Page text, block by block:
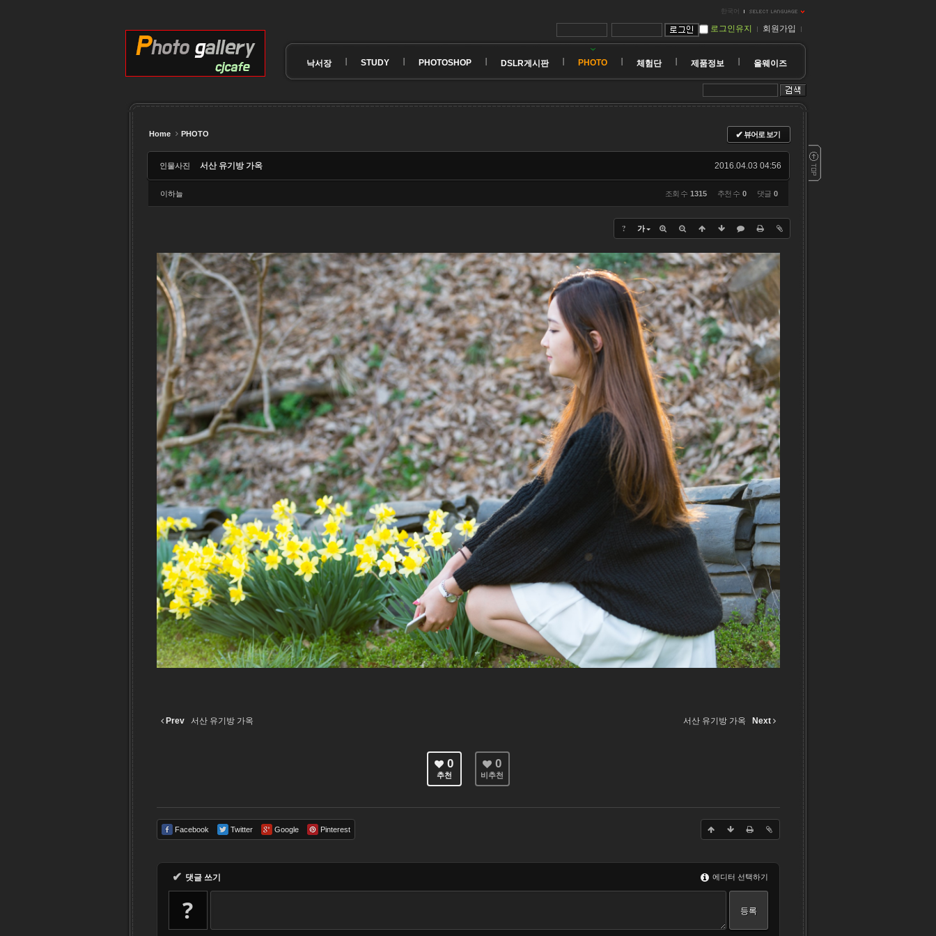
한국어
로그인유지 회원가입
낙서장 STUDY PHOTOSHOP DSLR게시판 PHOTO 체험단 제품정보 올웨이즈
Home PHOTO ✔ 뷰어로 보기
인물사진 2016.04.03 04:56
서산 유기방 가옥
이하늘 조회 수 1315 추천 수 0 댓글 0
? 가
Prev 서산 유기방 가옥 서산 유기방 가옥 Next
0
추천
0
비추천
Facebook Twitter Google Pinterest
✔ 댓글 쓰기 에디터 선택하기
?
Sketchbook5, 스케치북5
Sketchbook5, 스케치북5
Sketchbook5, 스케치북5
Sketchbook5, 스케치북5